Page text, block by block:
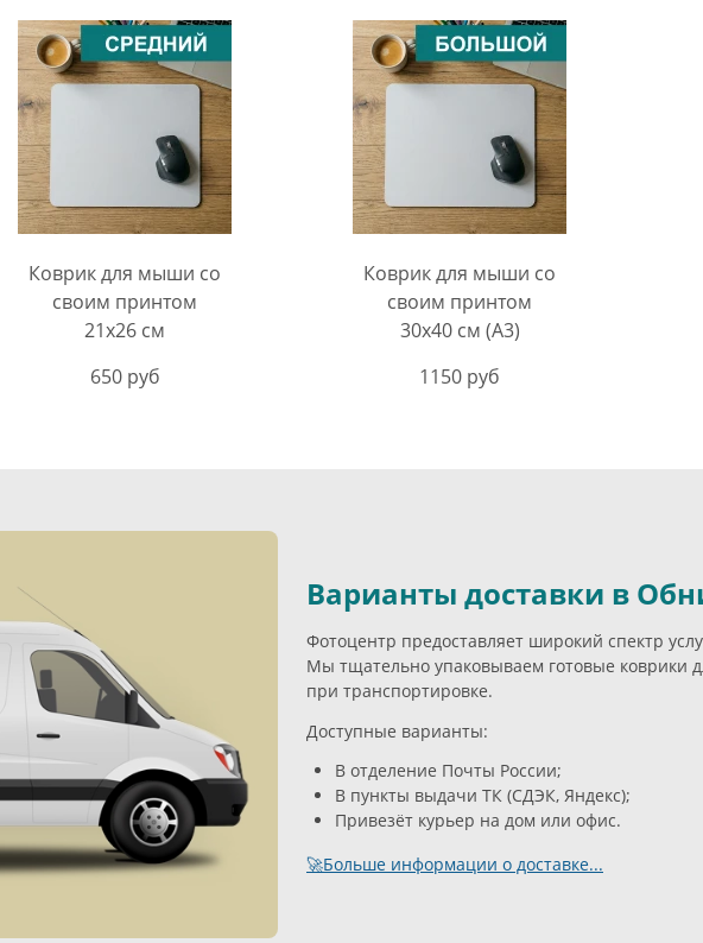
Коврик для мыши со
своим принтом
21х26 см
650 руб
Коврик для мыши со
своим принтом
30х40 см (А3)
1150 руб
Варианты доставки в
Фотоцентр предоставляет широкий спектр
Мы тщательно упаковываем готовые коврики
при транспортировке.
Доступные варианты:
В отделение Почты России;
В пункты выдачи ТК (СДЭК, Яндекс);
Привезёт курьер на дом или офис.
🚀Больше информации о доставке...